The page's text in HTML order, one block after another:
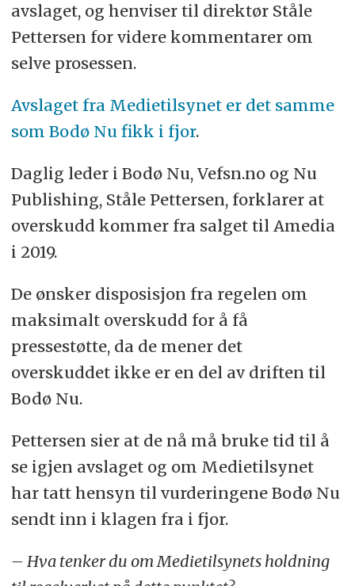
avslaget, og henviser til direktør Ståle
Pettersen for videre kommentarer om
selve prosessen.
Avslaget fra Medietilsynet er det samme
som Bodø Nu fikk i fjor.
Daglig leder i Bodø Nu, Vefsn.no og Nu
Publishing, Ståle Pettersen, forklarer at
overskudd kommer fra salget til Amedia
i 2019.
De ønsker disposisjon fra regelen om
maksimalt overskudd for å få
pressestøtte, da de mener det
overskuddet ikke er en del av driften til
Bodø Nu.
Pettersen sier at de nå må bruke tid til å
se igjen avslaget og om Medietilsynet
har tatt hensyn til vurderingene Bodø Nu
sendt inn i klagen fra i fjor.
– Hva tenker du om Medietilsynets holdning